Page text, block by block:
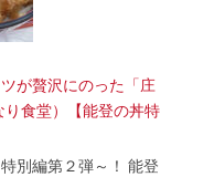
が贅沢にのった「庄
食堂）【能登の丼特
別編第２弾～！ 能登